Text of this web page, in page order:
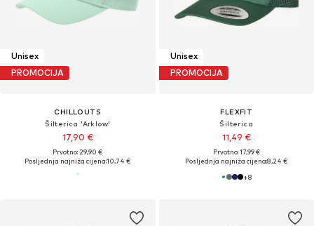
Unisex
PROMOCIJA
CHILLOUTS
Šilterica 'Arklow'
17,90 €
Prvotno: 29,90 €
Posljednja najniža cijena:10,74 €
Unisex
PROMOCIJA
FLEXFIT
Šilterica
11,49 €
Prvotno: 17,99 €
Posljednja najniža cijena:8,24 €
+8